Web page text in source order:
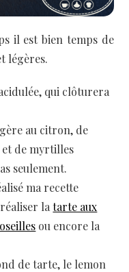
il est bien temps de
légères.
qui clôturera
au citron, de
et de myrtilles
seulement.
ma recette
réaliser latarte aux
ou encore la
de tarte, le lemon